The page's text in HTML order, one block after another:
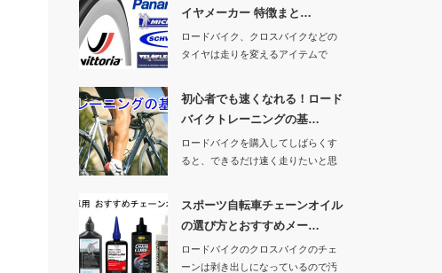
イヤメーカー 特徴まと…
ロードバイク、クロスバイクなどの
タイヤは走りを変えるアイテムで
初心者でも速くなれる！ロード
バイクトレーニングの基…
ロードバイクを購入してしばらくす
ると、できるだけ速く走りたいと思
スポーツ自転車チェーンオイル
の選び方とおすすめメー…
ロードバイクのクロスバイクのチェ
ーンは剥き出しになっているので汚